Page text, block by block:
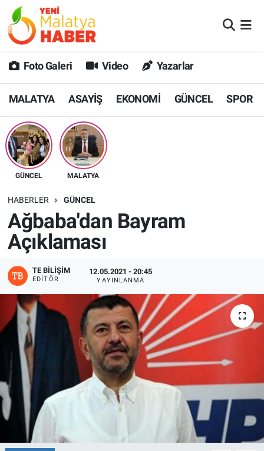
Foto Galeri Video Yazarlar
MALATYA ASAYİŞ EKONOMİ GÜNCEL SPOR
GÜNCEL MALATYA
HABERLER GÜNCEL
Ağbaba'dan Bayram
Açıklaması
TE BILIŞIM
EDITÖR
12.05.2021 - 20:45
YAYINLANMA
MALATYA
GÜNCEL
SPOR
SAĞLIK
DİĞER
EKONOMİ
Malatya Nöbetçi Eczaneler
MALATYA Namaz Vakitleri
Malatya Trafik Yoğunluk Haritası
Süper Lig Puan Durumu ve Fikstür
Tüm Manşetler
Son Dakika Haberleri